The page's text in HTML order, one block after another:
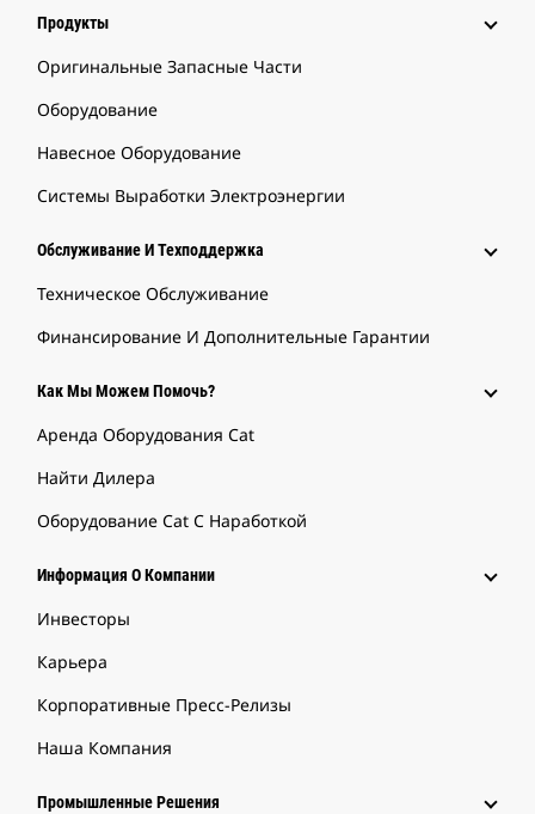
Продукты
Оригинальные Запасные Части
Оборудование
Навесное Оборудование
Системы Выработки Электроэнергии
Обслуживание И Техподдержка
Техническое Обслуживание
Финансирование И Дополнительные Гарантии
Как Мы Можем Помочь?
Аренда Оборудования Cat
Найти Дилера
Оборудование Cat С Наработкой
Информация О Компании
Инвесторы
Карьера
Корпоративные Пресс-Релизы
Наша Компания
Промышленные Решения